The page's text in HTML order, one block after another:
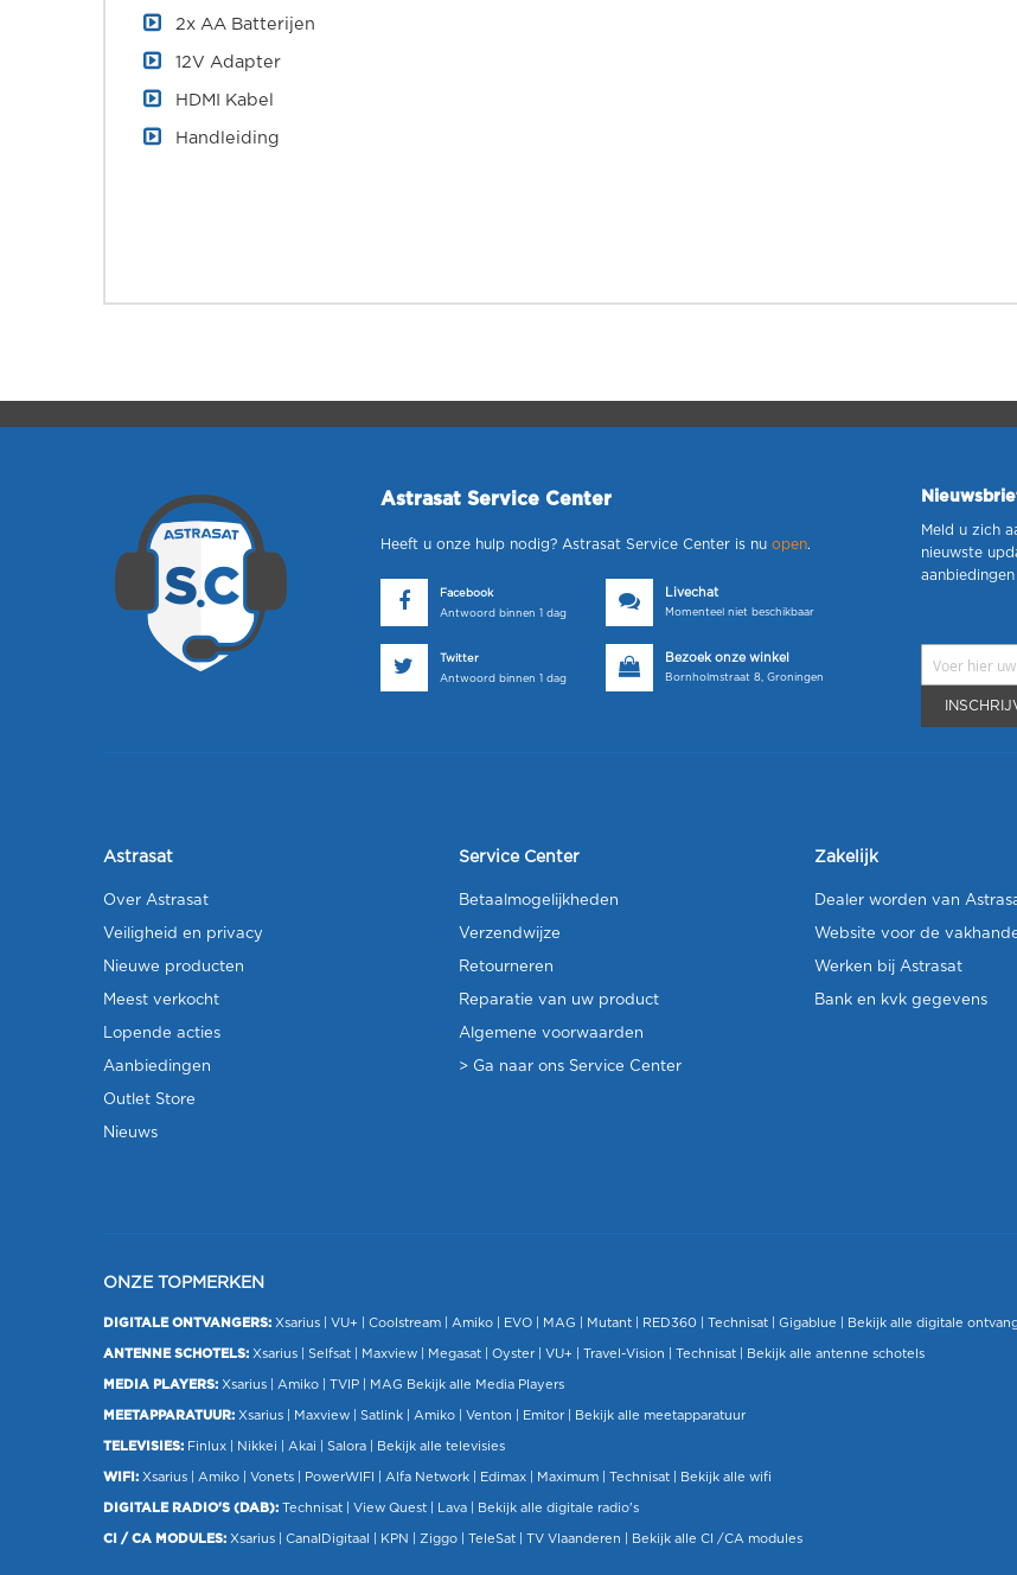
2x AA Batterijen
12V Adapter
HDMI Kabel
Handleiding
Astrasat Service Center
Heeft u onze hulp nodig? Astrasat Service Center is nu open.
Facebook
Antwoord binnen 1 dag
Livechat
Momenteel niet beschikbaar
Twitter
Antwoord binnen 1 dag
Bezoek onze winkel
Bornholmstraat 8, Groningen
Meld u zich
nieuwste
Astrasat
Over Astrasat
Veiligheid en privacy
Nieuwe producten
Meest verkocht
Lopende acties
Aanbiedingen
Outlet Store
Nieuws
Service Center
Betaalmogelijkheden
Verzendwijze
Retourneren
Reparatie van uw product
Algemene voorwaarden
> Ga naar ons Service Center
Zakelijk
Dealer worden van
Website voor de
Werken bij Astrasat
Bank en kvk gegevens
ONZE TOPMERKEN
DIGITALE ONTVANGERS: Xsarius VU+ | Coolstream | Amiko EVO MAG Mutant | RED360 | Technisat Gigablue Bekijk alle digitale
ANTENNE SCHOTELS: Xsarius Selfsat Maxview Megasat | Oyster | VU+ Travel-Vision Technisat Bekijk alle antenne schotels
MEDIA PLAYERS: Xsarius Amiko TVIP MAG Bekijk alle Media Players
MEETAPPARATUUR: Xsarius Maxview Satlink Amiko Venton Emitor Bekijk alle meetapparatuur
TELEVISIES: Finlux | Nikkei | Akai Salora Bekijk alle televisies
WIFI: Xsarius Amiko Vonets PowerWIFI Alfa Network Edimax | Maximum | Technisat Bekijk alle wifi
DIGITALE RADIO'S (DAB): Technisat View Quest Lava Bekijk alle digitale radio's
CI / CA MODULES: Xsarius CanalDigitaal KPN Ziggo TeleSat TV Vlaanderen Bekijk alle CI /CA modules